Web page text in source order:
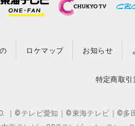
ロケマップ お知らせ
特定商取
｜©テレビ愛知｜©東海テレビ｜©